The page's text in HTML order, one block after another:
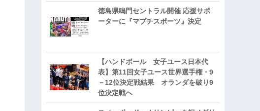
徳島県鳴門セントラル開催 応援サポ
ーターに『マブチスポーツ』決定
【ハンドボール 女子ユース日本代
表】第11回女子ユース世界選手権・9
－12位決定戦結果 オランダを破り9
位決定戦へ